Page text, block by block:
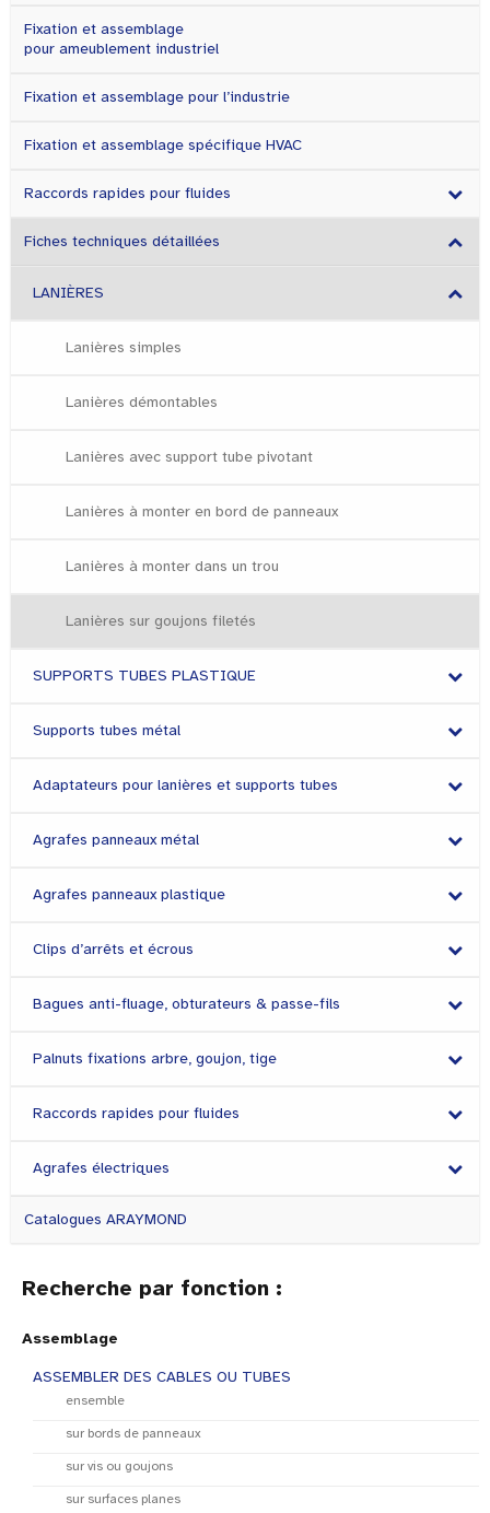
Fixation et assemblage
pour ameublement industriel
Fixation et assemblage pour l’industrie
Fixation et assemblage spécifique HVAC
Raccords rapides pour fluides
Fiches techniques détaillées
LANIÈRES
Lanières simples
Lanières démontables
Lanières avec support tube pivotant
Lanières à monter en bord de panneaux
Lanières à monter dans un trou
Lanières sur goujons filetés
SUPPORTS TUBES PLASTIQUE
Supports tubes métal
Adaptateurs pour lanières et supports tubes
Agrafes panneaux métal
Agrafes panneaux plastique
Clips d’arrêts et écrous
Bagues anti-fluage, obturateurs & passe-fils
Palnuts fixations arbre, goujon, tige
Raccords rapides pour fluides
Agrafes électriques
Catalogues ARAYMOND
Recherche par fonction :
Assemblage
ASSEMBLER DES CABLES OU TUBES
ensemble
sur bords de panneaux
sur vis ou goujons
sur surfaces planes